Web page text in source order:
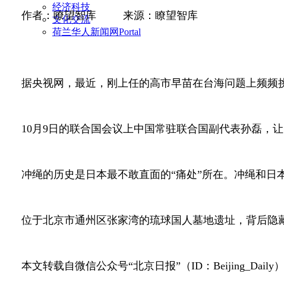
经济科技
文化交流
荷兰华人新闻网Portal
作者：瞭望智库 来源：瞭望智库
据央视网，最近，刚上任的高市早苗在台海问题上频频
10 月 9日的联合国会议上中国常驻联合国副代表孙磊，
冲绳的历史是日本最不敢直面的“痛处”所在。冲绳和日
位于北京市通州区张家湾的琉球国人墓地遗址，背后隐
本文转载自微信公众号“北京日报”（ID ： Beijing_Daily